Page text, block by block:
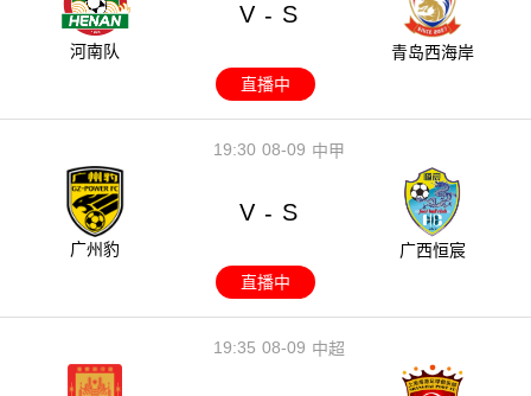
河南队
V - S
青岛西海岸
直播中
08-09
19:30 中甲
广州豹
V - S
广西恒宸
直播中
08-09
19:35 中超